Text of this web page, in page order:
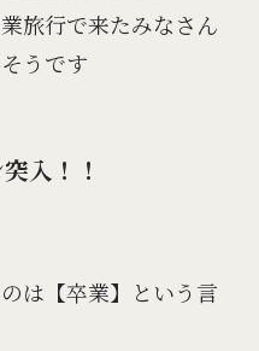
旅行で来たみなさん
うです
入！！
は【卒業】という言